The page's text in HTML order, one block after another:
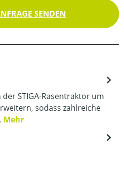
SENDEN
STIGA-Rasentraktor um
sodass zahlreiche
Mehr